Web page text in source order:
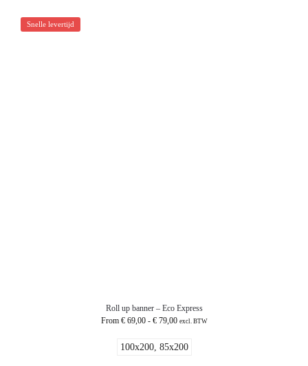
Snelle levertijd
Roll up banner – Eco Express
From €69,00 - €79,00 excl. BTW
100x200, 85x200